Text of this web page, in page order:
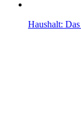
Haushalt: